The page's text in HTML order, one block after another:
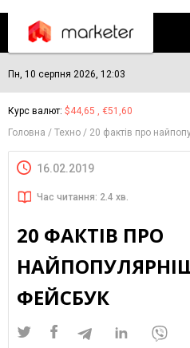
Пн, 10 серпня 2026, 12:03
Курс валют: $44,65 , €51,60
Головна
Техно 20 фактів про
16.02.2019
Час читання: 2.4 хв.
20 ФАКТІВ ПРО
ФЕЙСБУК